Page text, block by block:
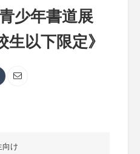
少年書道展
以下限定》
向け